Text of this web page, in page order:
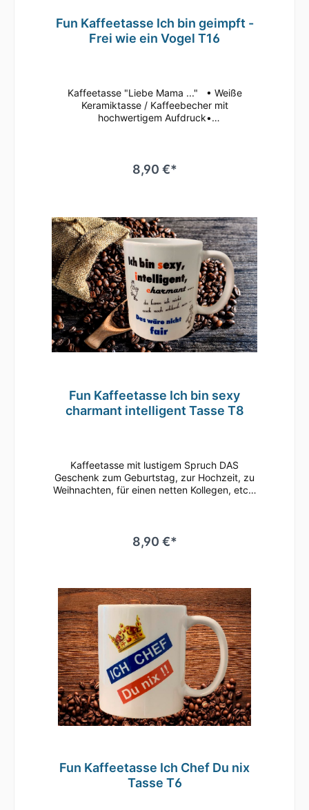
Fun Kaffeetasse Ich bin geimpft -
Frei wie ein Vogel T16
Kaffeetasse "Liebe Mama ..." • Weiße
Keramiktasse / Kaffeebecher mit
hochwertigem Aufdruck•
80mm , Höhe 96 mm Süße Tasse in weiß mit
Motiv Geringe Farbabweichungen zum
8,90 €*
Fun Kaffeetasse Ich bin sexy
charmant intelligent Tasse T8
Kaffeetasse mit lustigem Spruch DAS
Geschenk zum Geburtstag, zur Hochzeit, zu
Weihnachten, für einen netten Kollegen, etc.•
(überstehen mehr als 2.000 Spülgänge ohne
an Qualität zu verlieren)• Tassen Größe: ø
Artikelbild aufgrund unterschiedlicher
Monitoreinstellungen möglich.
8,90 €*
Fun Kaffeetasse Ich Chef Du nix
Tasse T6